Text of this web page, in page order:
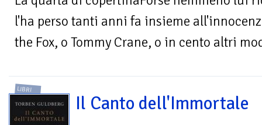
l'ha perso tanti anni fa insieme
the Fox, o Tommy Crane, o in cento altri
LIBRI
Il Canto dell'Immortale